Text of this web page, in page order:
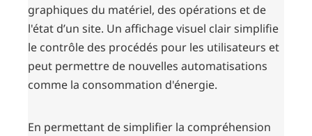
graphiques du matériel, des opérations et de
l'état d’un site. Un affichage visuel clair simplifie
le contrôle des procédés pour les utilisateurs et
peut permettre de nouvelles automatisations
comme la consommation d'énergie.
En permettant de simplifier la compréhension